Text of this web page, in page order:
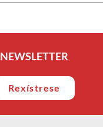
NEWSLETTER
Rexístrese